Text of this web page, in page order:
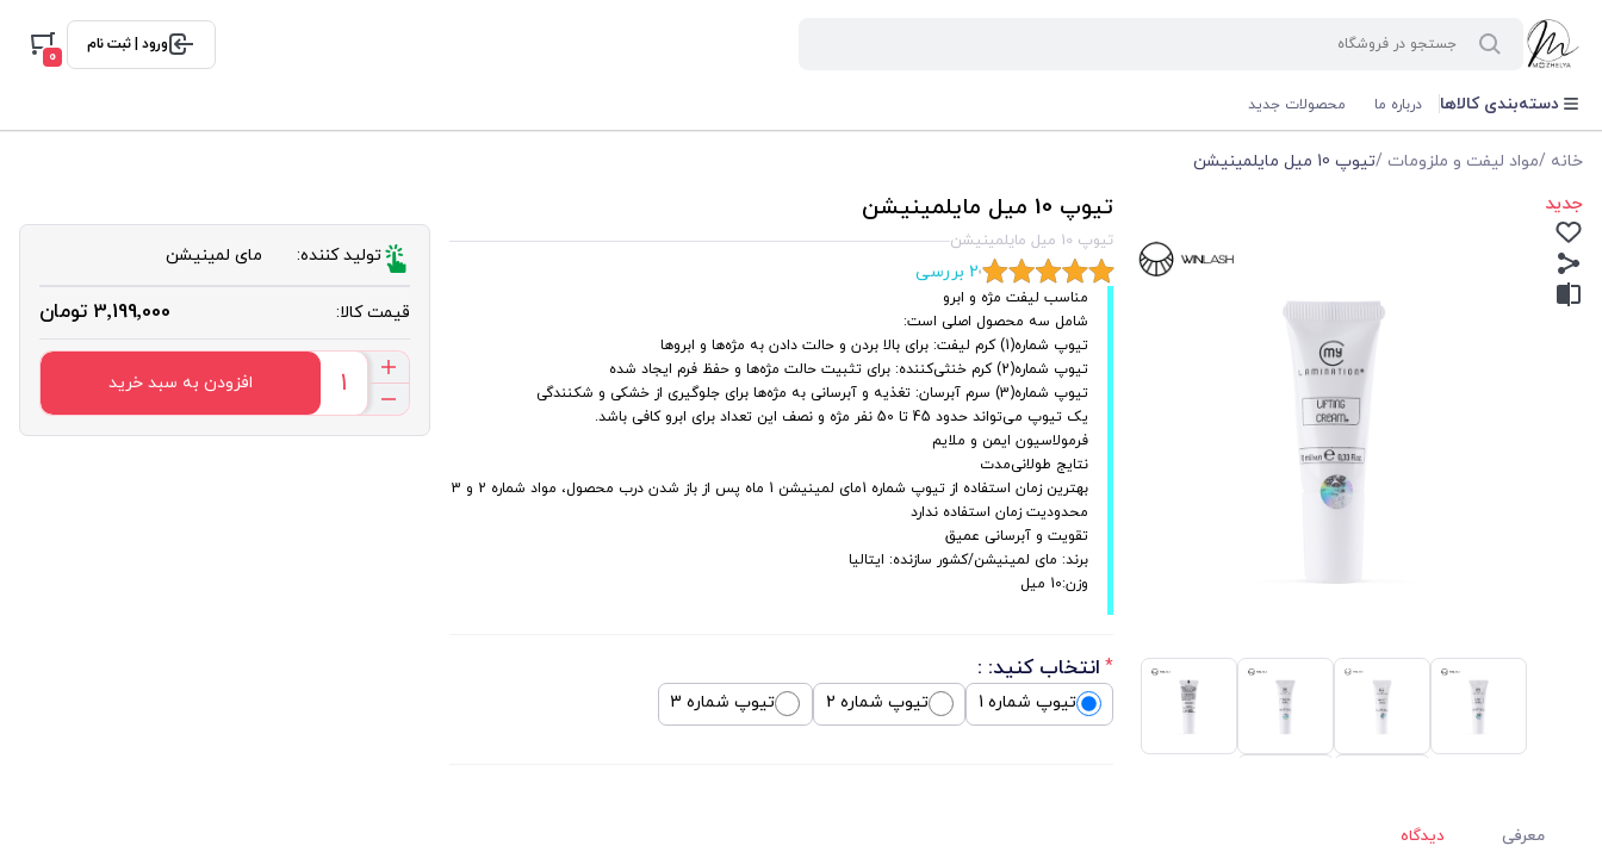
ورود | ثبت نام
0
دسته‌بندی کالاها درباره ما محصولات جدید
خانه /مواد لیفت و ملزومات /تیوپ 10 میل مایلمینیشن
جدید تیوپ 10 میل مایلمینیشن
تیوپ 10 میل مایلمینیشن
2 بررسی
مناسب لیفت مژه و ابرو
شامل سه محصول اصلی است:
تیوپ شماره(1) کرم لیفت: برای بالا بردن و حالت دادن به مژه‌ها و ابروها
تیوپ شماره(2) کرم خنثی‌کننده: برای تثبیت حالت مژه‌ها و حفظ فرم ایجاد شده
تیوپ شماره(3) سرم آبرسان: تغذیه و آبرسانی به مژه‌ها برای جلوگیری از خشکی و شکنندگی
یک تیوپ می‌تواند حدود 45 تا 50 نفر مژه و نصف این تعداد برای ابرو کافی باشد.
فرمولاسیون ایمن و ملایم
نتایج طولانی‌مدت
بهترین زمان استفاده از تیوپ شماره 1مای لمینیشن 1 ماه پس از باز شدن درب محصول، مواد شماره 2 و 3
محدودیت زمان استفاده ندارد
تقویت و آبرسانی عمیق
برند: مای لمینیشن/کشور سازنده: ایتالیا
وزن:10 میل
* انتخاب کنید: :
تیوپ شماره 1 تیوپ شماره 2 تیوپ شماره 3
تولید کننده: مای لمینیشن
قیمت کالا: 3٬199٬000 تومان
افزودن به سبد خرید
معرفی دیدگاه